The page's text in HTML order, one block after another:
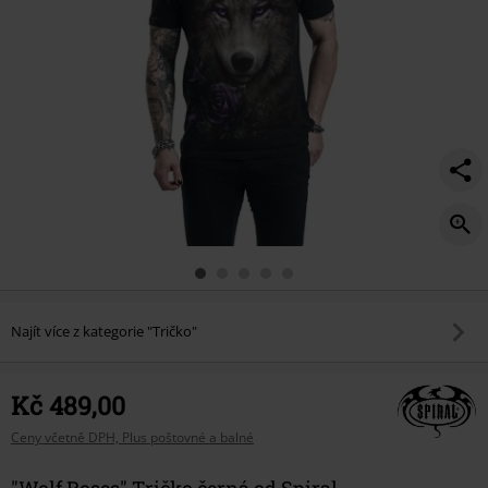
Najít více z kategorie "Tričko"
Kč 489,00
Ceny včetně DPH, Plus poštovné a balné